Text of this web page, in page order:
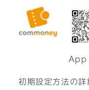
App
初期設定方法の